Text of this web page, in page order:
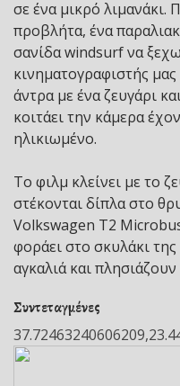
σε ένα μικρό
προβλήτα, ένα
σανίδα windsurf να
κινηματογραφιστής
άντρα με ένα ζευγάρι
κοιτάει την κάμερα
ηλικιωμένο.
Το φιλμ κλείνει με το
στέκονται δίπλα στο
Volkswagen Τ2
φοράει στο σκυλάκι
αγκαλιά και
Συντεταγμένες